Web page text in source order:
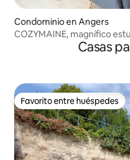
Condominio en Angers
COZYMAINE, magnífico
Casas
Favorito entre huéspedes
Favorito entre huéspedes